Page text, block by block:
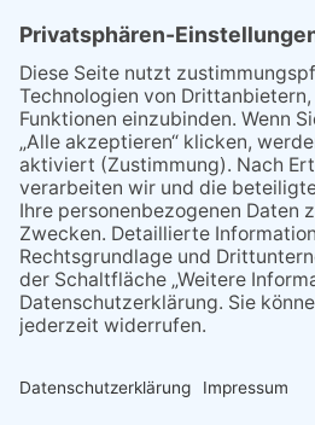
SICHERHEITSPRÜFUNG
Diese Frage hat den Zweck zu
Benutzer sind und um
Wir benötigen Ihre Zustimmung,
Service zu laden!Wir verwenden
eingegebenen Informationen zu
kann Daten zu Ihren Aktivitäten
lesen Sie die Details durchund
stimmen Sie der Nutzung des